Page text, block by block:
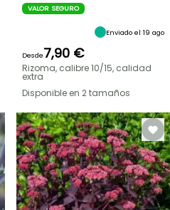
VALOR SEGURO
Enviado el 19 ago
Desde7,90 €
Rizoma, calibre 10/15, calidad
extra
Disponible en 2 tamaños